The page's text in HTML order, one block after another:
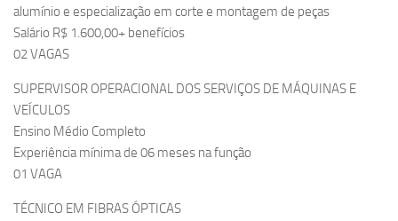
alumínio e especialização em corte e montagem de peças
Salário R$ 1.600,00+ benefícios
02 VAGAS
SUPERVISOR OPERACIONAL DOS SERVIÇOS DE MÁQUINAS E
VEÍCULOS
Ensino Médio Completo
Experiência mínima de 06 meses na função
01 VAGA
TÉCNICO EM FIBRAS ÓPTICAS